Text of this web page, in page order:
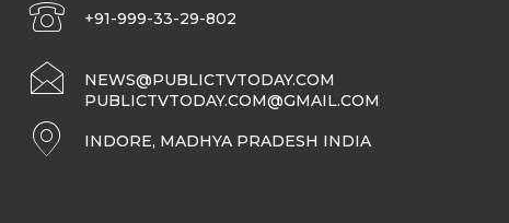
+91-999-33-29-802
NEWS@PUBLICTVTODAY.COM
PUBLICTVTODAY.COM@GMAIL.COM
INDORE, MADHYA PRADESH INDIA